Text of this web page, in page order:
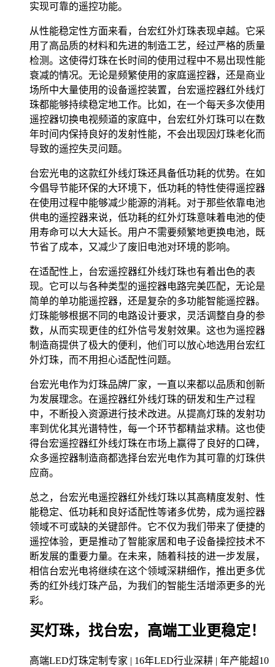
实现可靠的遥控功能。
从性能稳定性方面来看，台宏红外灯珠表现卓越。它采
用了高品质的材料和先进的制造工艺，经过严格的质量
检测。这使得灯珠在长时间的使用过程中不易出现性能
衰减的情况。无论是频繁使用的家庭遥控器，还是商业
场所中大量使用的设备遥控装置，台宏遥控器红外线灯
珠都能够持续稳定地工作。比如，在一个每天多次使用
遥控器切换电视频道的家庭中，台宏红外灯珠可以在数
年时间内保持良好的发射性能，不会出现因灯珠老化而
导致的遥控失灵问题。
台宏光电的这款红外线灯珠还具备低功耗的优势。在如
今倡导节能环保的大环境下，低功耗的特性使得遥控器
在使用过程中能够减少能源的消耗。对于那些依靠电池
供电的遥控器来说，低功耗的红外灯珠意味着电池的使
用寿命可以大大延长。用户不需要频繁地更换电池，既
节省了成本，又减少了废旧电池对环境的影响。
在适配性上，台宏遥控器红外线灯珠也有着出色的表
现。它可以与各种类型的遥控器电路完美匹配，无论是
简单的单功能遥控器，还是复杂的多功能智能遥控器。
灯珠能够根据不同的电路设计要求，灵活调整自身的参
数，从而实现更佳的红外信号发射效果。这也为遥控器
制造商提供了极大的便利，他们可以放心地选用台宏红
外灯珠，而不用担心适配性问题。
台宏光电作为灯珠品牌厂家，一直以来都以品质和创新
为发展理念。在遥控器红外线灯珠的研发和生产过程
中，不断投入资源进行技术改进。从提高灯珠的发射功
率到优化其光谱特性，每一个环节都精益求精。这也使
得台宏遥控器红外线灯珠在市场上赢得了良好的口碑，
众多遥控器制造商都选择台宏光电作为其可靠的灯珠供
应商。
总之，台宏光电遥控器红外线灯珠以其高精度发射、性
能稳定、低功耗和良好适配性等诸多优势，成为遥控器
领域不可或缺的关键部件。它不仅为我们带来了便捷的
遥控体验，更是推动了智能家居和电子设备操控技术不
断发展的重要力量。在未来，随着科技的进一步发展，
相信台宏光电将继续在这个领域深耕细作，推出更多优
秀的红外线灯珠产品，为我们的智能生活增添更多的光
彩。
买灯珠，找台宏，高端工业更稳定！
高端LED灯珠定制专家 | 16年LED行业深耕 | 年产能超10